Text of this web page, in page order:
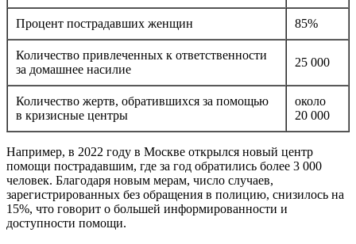
Процент пострадавших женщин 85%
Количество привлеченных к ответственности
за домашнее насилие
25 000
Количество жертв, обратившихся за помощью
в кризисные центры
около
20 000
Например, в 2022 году в Москве открылся новый центр
помощи пострадавшим, где за год обратились более 3 000
человек. Благодаря новым мерам, число случаев,
зарегистрированных без обращения в полицию, снизилось на
15%, что говорит о большей информированности и
доступности помощи.